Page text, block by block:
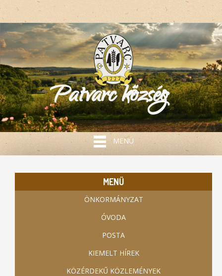
Patvarc község
MENÜ
MENÜ
ÖNKORMÁNYZAT
ÓVODA
POSTA
KIEMELT HÍREK
KÖZÉRDEKŰ KÖZLEMÉNYEK